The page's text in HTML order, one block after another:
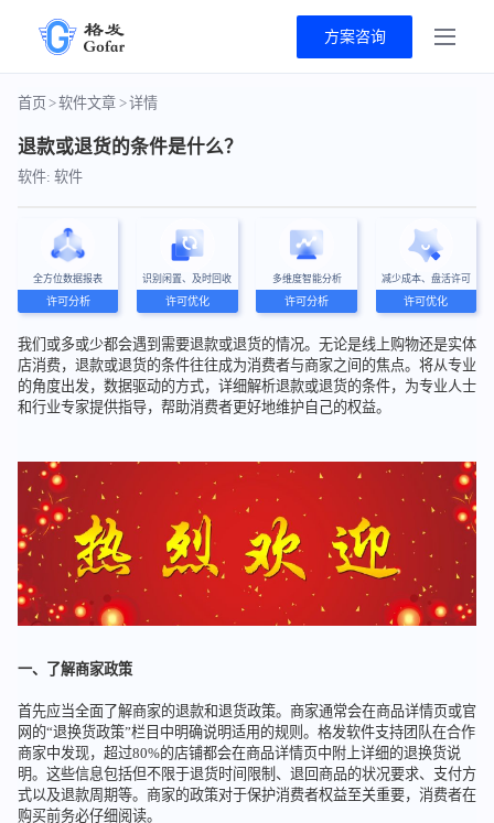
方案咨询
首页>软件文章 >详情
退款或退货的条件是什么？
软件: 软件
全方位数据报表
许可分析
识别闲置、及时回收
许可优化
多维度智能分析
许可分析
减少成本、盘活许可
许可优化
我们或多或少都会遇到需要退款或退货的情况。无论是线上购物还是实体
店消费，退款或退货的条件往往成为消费者与商家之间的焦点。将从专业
的角度出发，数据驱动的方式，详细解析退款或退货的条件，为专业人士
和行业专家提供指导，帮助消费者更好地维护自己的权益。
一、了解商家政策
首先应当全面了解商家的退款和退货政策。商家通常会在商品详情页或官
网的“退换货政策”栏目中明确说明适用的规则。格发软件支持团队在合作
商家中发现，超过80%的店铺都会在商品详情页中附上详细的退换货说
明。这些信息包括但不限于退货时间限制、退回商品的状况要求、支付方
式以及退款周期等。商家的政策对于保护消费者权益至关重要，消费者在
购买前务必仔细阅读。